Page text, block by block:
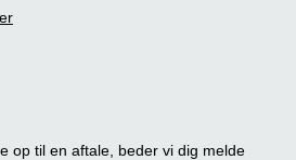
op til en aftale, beder vi dig melde